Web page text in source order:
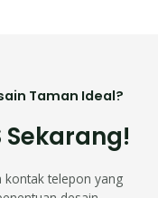
Taman Ideal?
Sekarang!
kontak telepon yang